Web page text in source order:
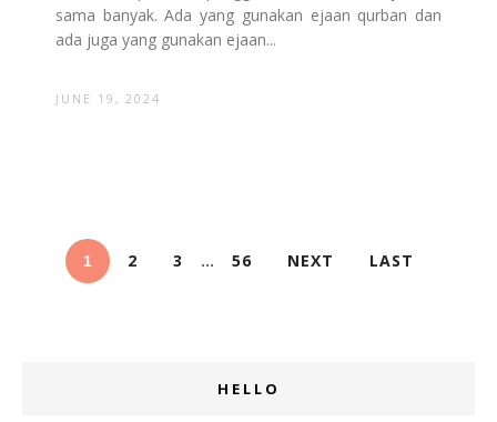
sama banyak. Ada yang gunakan ejaan qurban dan
ada juga yang gunakan ejaan...
JUNE 19, 2024
1 2 3 ... 56 NEXT LAST
HELLO